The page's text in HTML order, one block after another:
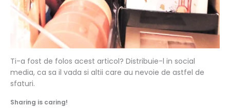
Ti-a fost de folos acest articol? Distribuie-l in social
media, ca sa il vada si altii care au nevoie de astfel de
sfaturi.
Sharing is caring!